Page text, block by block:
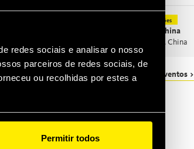
redes sociais e analisar o nosso
parceiros de redes sociais, de
ou recolhidas por estes a
Permitir todos
Construções
Bauma China
Shanghai, China
Todas as novidades e eventos >